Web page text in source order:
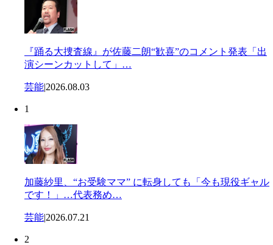
『踊る大捜査線』が佐藤二朗“歓喜”のコメント発表「出
演シーンカットして」…
芸能|2026.08.03
1
加藤紗里、“お受験ママ” に転身しても「今も現役ギャル
です！」…代表務め…
芸能|2026.07.21
2